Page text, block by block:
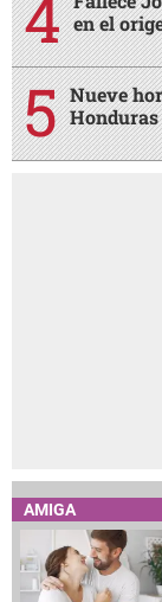
en el
Nueve
Honduras
AMIGA